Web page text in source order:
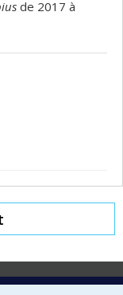
de 2017 à